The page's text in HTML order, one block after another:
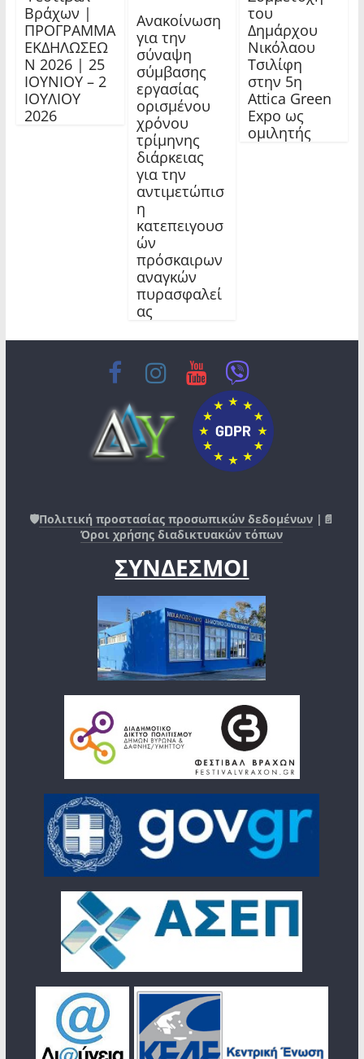
Βράχων |
ΠΡΟΓΡΑΜΜΑ
ΕΚΔΗΛΩΣΕΩ
Ν 2026 | 25
ΙΟΥΝΙΟΥ – 2
ΙΟΥΛΙΟΥ
2026
Ανακοίνωση
για την
σύναψη
σύμβασης
εργασίας
ορισμένου
χρόνου
τρίμηνης
διάρκειας
για την
αντιμετώπισ
η
κατεπειγουσ
ών
πρόσκαιρων
αναγκών
πυρασφαλεί
ας
του
Δημάρχου
Νικόλαου
Τσιλίφη
στην 5η
Attica Green
Expo ως
ομιλητής
🛡️Πολιτική προστασίας προσωπικών δεδομένων |📄
Όροι χρήσης διαδικτυακών τόπων
ΣΥΝΔΕΣΜΟΙ